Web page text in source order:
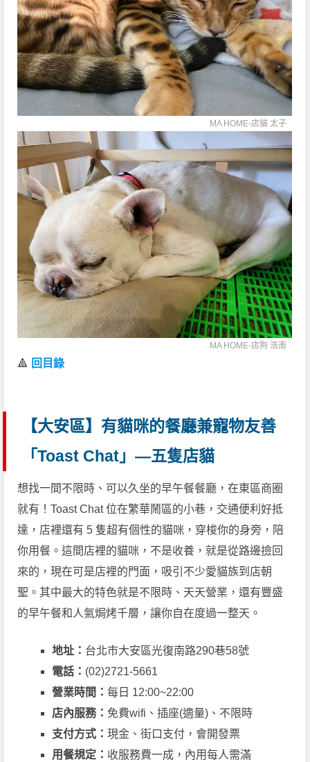
MA HOME-店貓 太子
MA HOME-店狗 浩南
🔺 回目錄
【大安區】有貓咪的餐廳兼寵物友善
「Toast Chat」—五隻店貓
想找一間不限時、可以久坐的早午餐餐廳，在東區商圈
就有！Toast Chat 位在繁華鬧區的小巷，交通便利好抵
達，店裡還有 5 隻超有個性的貓咪，穿梭你的身旁，陪
你用餐。這間店裡的貓咪，不是收養，就是從路邊撿回
來的，現在可是店裡的門面，吸引不少愛貓族到店朝
聖。其中最大的特色就是不限時、天天營業，還有豐盛
的早午餐和人氣焗烤千層，讓你自在度過一整天。
地址： 台北市大安區光復南路290巷58號
電話： (02)2721-5661
營業時間：每日 12:00~22:00
店內服務： 免費wifi、插座(適量)、不限時
支付方式：現金、街口支付，會開發票
用餐規定 ： 收服務費一成，內用每人需滿